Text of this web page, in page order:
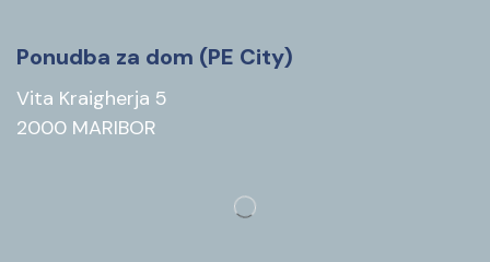
Ponudba za dom (PE City)
Vita Kraigherja 5
2000 MARIBOR